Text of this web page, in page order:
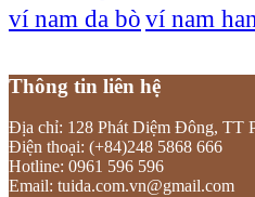
ví nam da bò ví nam
Thông tin liên hệ
Địa chỉ: 128 Phát Diệm Đông, TT
Điện thoại: (+84)248 5868 666
Hotline: 0961 596 596
Email: tuida.com.vn@gmail.com